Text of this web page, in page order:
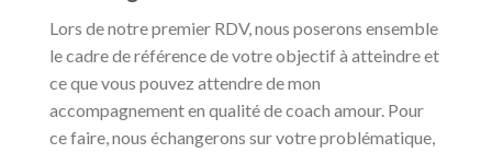
Lors de notre premier RDV, nous poserons ensemble
le cadre de référence de votre objectif à atteindre et
ce que vous pouvez attendre de mon
accompagnement en qualité de coach amour. Pour
ce faire, nous échangerons sur votre problématique,